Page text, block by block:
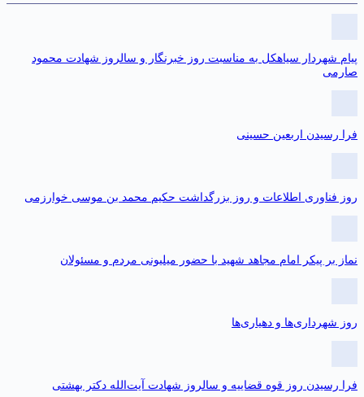
استان
به
سامانه
۱۳۷
مجهز
شهردار سیاهکل به مناسبت روز خبرنگار و سالروز شهادت محمود
رسیدن اربعین حسینی
فناوری اطلاعات و روز بزرگداشت حکیم محمد بن موسی خوارزمی
بر پیکر امام مجاهد شهید با حضور میلیونی مردم و مسئولان
شهرداری‌ها و دهیاری‌ها
رسیدن روز قوه قضاییه و سالروز شهادت آیت‌الله دکتر بهشتی